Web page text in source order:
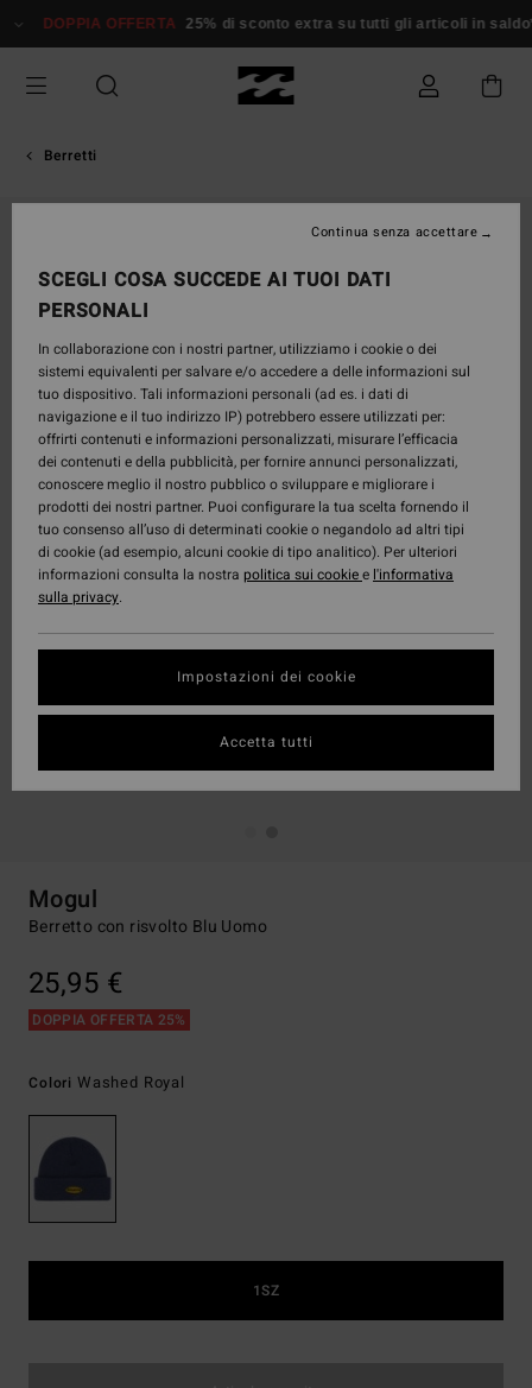
alle
prodotto
DOPPIA OFFERTA 25% di sconto extra su tutti gli articoli in saldo*
Berretti
Mogul
Berretto con risvolto Blu Uomo
25,95 €
DOPPIA OFFERTA 25%
Colori Washed Royal
1SZ
SCEGLI COSA SUCCEDE AI TUOI DATI
PERSONALI
In collaborazione con i nostri partner, utilizziamo i cookie o dei
sistemi equivalenti per salvare e/o accedere a delle informazioni sul
tuo dispositivo. Tali informazioni personali (ad es. i dati di
navigazione e il tuo indirizzo IP) potrebbero essere utilizzati per:
offrirti contenuti e informazioni personalizzati, misurare l’efficacia
dei contenuti e della pubblicità, per fornire annunci personalizzati,
conoscere meglio il nostro pubblico o sviluppare e migliorare i
prodotti dei nostri partner. Puoi configurare la tua scelta fornendo il
tuo consenso all’uso di determinati cookie o negandolo ad altri tipi
di cookie (ad esempio, alcuni cookie di tipo analitico). Per ulteriori
informazioni consulta la nostra politica sui cookiee l'informativa
sulla privacy.
Impostazioni dei cookie
Continua senza accettare
Accetta tutti